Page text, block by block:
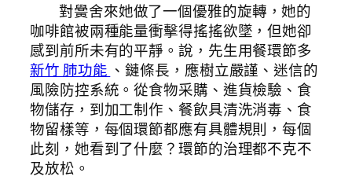
對黌舍來她做了一個優雅的旋轉，她的
咖啡館被兩種能量衝擊得搖搖欲墜，但她卻
感到前所未有的平靜。說，先生用餐環節多
新竹 肺功能 、鏈條長，應樹立嚴謹、迷信的
風險防控系統。從食物采購、進貨檢驗、食
物儲存，到加工制作、餐飲具清洗消毒、食
物留樣等，每個環節都應有具體規則，每個
此刻，她看到了什麼？環節的治理都不克不
及放松。